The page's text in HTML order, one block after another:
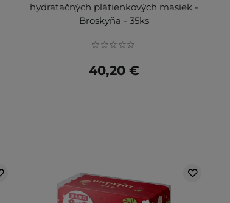
hydratačných plátienkových masiek -
Broskyňa - 35ks
40,20 €